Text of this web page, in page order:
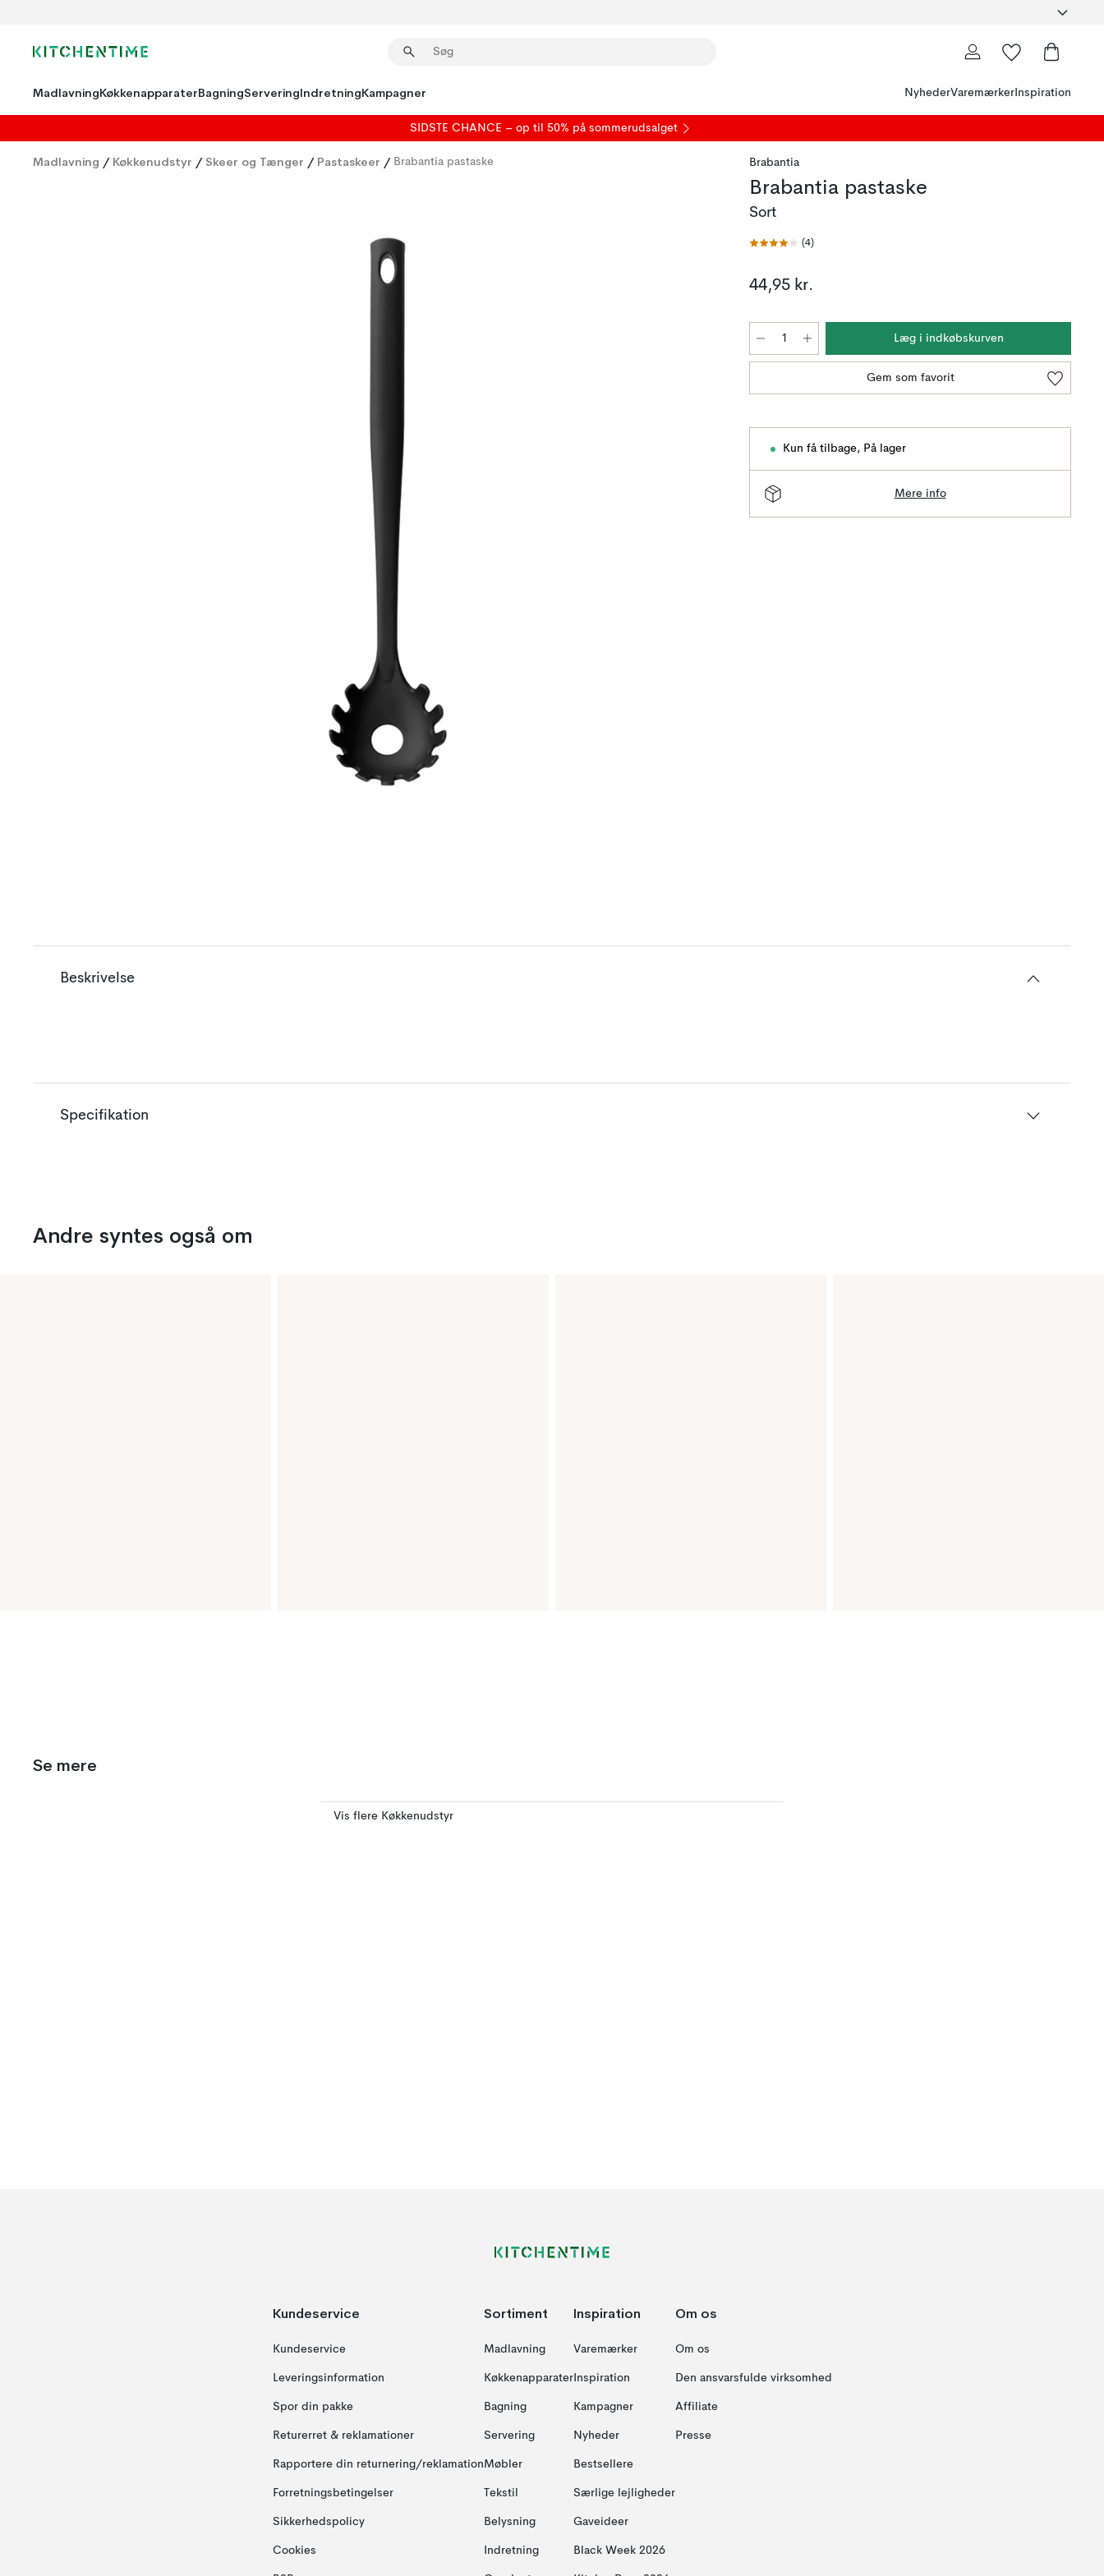
MadlavningKøkkenapparaterBagningServeringIndretningKampagner NyhederVaremærker Inspiration
SIDSTE CHANCE – op til 50% på sommerudsalget
Madlavning / Køkkenudstyr / Skeer og Tænger / Pastaskeer / Brabantia pastaske Brabantia
Brabantia pastaske
Sort
(4)
44,95 kr.
Læg i indkøbskurven
Gem som favorit
Kun få tilbage, På lager
Mere info
Beskrivelse
Specifikation
Andre syntes også om
Se mere
Vis flere Køkkenudstyr
Kundeservice
Kundeservice
Leveringsinformation
Spor din pakke
Returerret & reklamationer
Rapportere din returnering/reklamation
Forretningsbetingelser
Sikkerhedspolicy
Cookies
Sortiment
Madlavning
Køkkenapparater
Bagning
Servering
Møbler
Tekstil
Belysning
Indretning
Inspiration
Varemærker
Inspiration
Kampagner
Nyheder
Bestsellere
Særlige lejligheder
Gaveideer
Black Week 2026
Om os
Om os
Den ansvarsfulde virksomhed
Affiliate
Presse